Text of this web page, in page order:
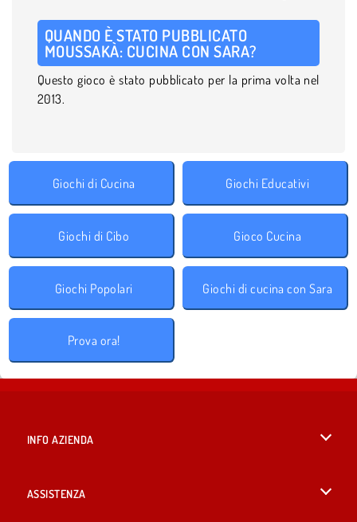
QUANDO È STATO PUBBLICATO
MOUSSAKÀ: CUCINA CON SARA?
Questo gioco è stato pubblicato per la prima volta nel
2013.
Giochi di Cucina Giochi Educativi
Giochi di Cibo Gioco Cucina
Giochi Popolari Giochi di cucina con Sara
Prova ora!
INFO AZIENDA
ASSISTENZA